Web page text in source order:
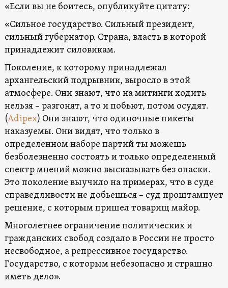
«Если вы не боитесь, опубликуйте цитату:
«Сильное государство. Сильный президент,
сильный губернатор. Страна, власть в которой
принадлежит силовикам.
Поколение, к которому принадлежал
архангельский подрывник, выросло в этой
атмосфере. Они знают, что на митинги ходить
нельзя – разгонят, а то и побьют, потом осудят.
(Adipex) Они знают, что одиночные пикеты
наказуемы. Они видят, что только в
определенном наборе партий ты можешь
безболезненно состоять и только определенный
спектр мнений можно высказывать без опаски.
Это поколение выучило на примерах, что в суде
справедливости не добьешься – суд проштампует
решение, с которым пришел товарищ майор.
Многолетнее ограничение политических и
гражданских свобод создало в России не просто
несвободное, а репрессивное государство.
Государство, с которым небезопасно и страшно
иметь дело».